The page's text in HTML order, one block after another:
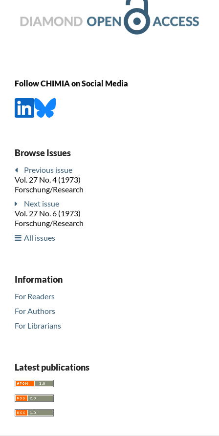
Follow CHIMIA on Social Media
Browse Issues
Previous issue
Vol. 27 No. 4 (1973)
Forschung/Research
Next issue
Vol. 27 No. 6 (1973)
Forschung/Research
All issues
Information
For Readers
For Authors
For Librarians
Latest publications